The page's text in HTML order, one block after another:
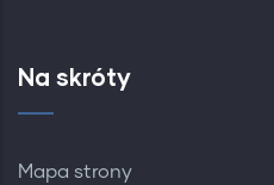
Na skróty
Mapa strony